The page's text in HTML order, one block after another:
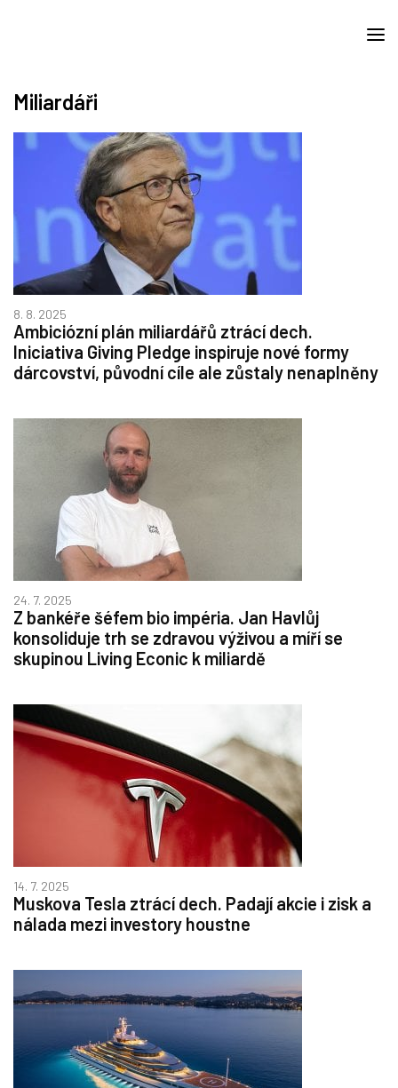
Miliardáři
8. 8. 2025
Ambiciózní plán miliardářů ztrácí dech.
Iniciativa Giving Pledge inspiruje nové formy
dárcovství, původní cíle ale zůstaly nenaplněny
24. 7. 2025
Z bankéře šéfem bio impéria. Jan Havlůj
konsoliduje trh se zdravou výživou a míří se
skupinou Living Econic k miliardě
14. 7. 2025
Muskova Tesla ztrácí dech. Padají akcie i zisk a
nálada mezi investory houstne